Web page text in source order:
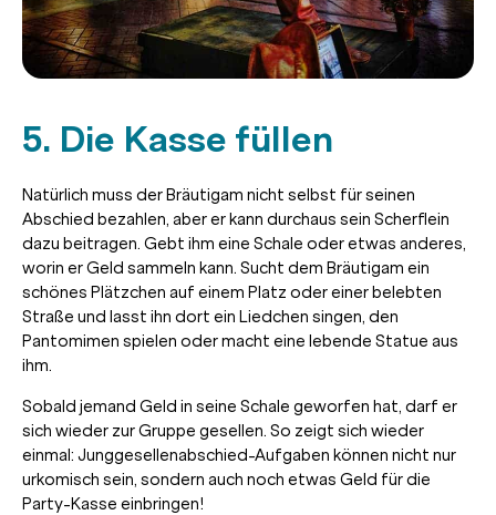
5. Die Kasse füllen
Natürlich muss der Bräutigam nicht selbst für seinen
Abschied bezahlen, aber er kann durchaus sein Scherflein
dazu beitragen. Gebt ihm eine Schale oder etwas anderes,
worin er Geld sammeln kann. Sucht dem Bräutigam ein
schönes Plätzchen auf einem Platz oder einer belebten
Straße und lasst ihn dort ein Liedchen singen, den
Pantomimen spielen oder macht eine lebende Statue aus
ihm.
Sobald jemand Geld in seine Schale geworfen hat, darf er
sich wieder zur Gruppe gesellen. So zeigt sich wieder
einmal: Junggesellenabschied-Aufgaben können nicht nur
urkomisch sein, sondern auch noch etwas Geld für die
Party-Kasse einbringen!